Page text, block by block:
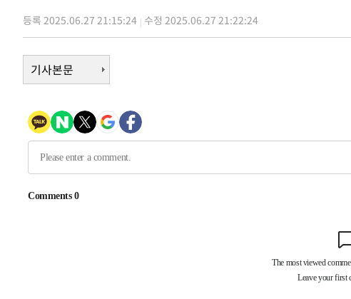
-12991초 전 >미 워싱턴주 스포캔 시의 통제불능 3개 산불, 방화선 일부 구축
우 0.49%↑
-3519초 전 >
[속보] 이란 대통령 "지금 최고지도자와 소통하기가 매우 어려워" 취
임 3년 인터뷰
3시간 전 >[속보] "이란-오만, 호르무즈 해협 통행 항로 합의" 이란 외무부 대변인
-29836초 전 >내일까지 39도 '펄펄'…기상청 "태풍 지나며 폭염 잠시 꺾인다"
-29473초 전 >트럼프, 한국계 진보 주지사 후보 맹공…"공산주의가 최대 위협"
서울 열대야 15일째 지속…비공식 '초열대야' 30도 넘어
등록 2025.06.27 21:15:24 수정 2025.06.27 21:22:24
기사본문